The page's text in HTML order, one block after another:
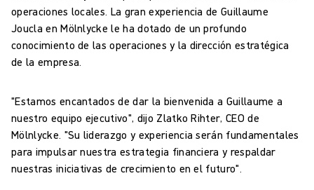
operaciones locales. La gran experiencia de Guillaume
Joucla en Mölnlycke le ha dotado de un profundo
conocimiento de las operaciones y la dirección estratégica
de la empresa.
"Estamos encantados de dar la bienvenida a Guillaume a
nuestro equipo ejecutivo", dijo Zlatko Rihter, CEO de
Mölnlycke. "Su liderazgo y experiencia serán fundamentales
para impulsar nuestra estrategia financiera y respaldar
nuestras iniciativas de crecimiento en el futuro".